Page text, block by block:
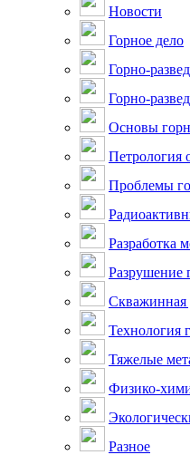
Новости
Горное дело
Горно-
Горно-
Основы
Петрология
Проблемы
Разработка
Разрушение
Скважинная
Технология
Тяжелые
Физико-
Разное